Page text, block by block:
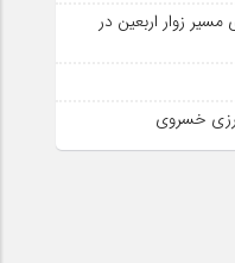
مسیر زوار اربعین در
مرزی خسروی